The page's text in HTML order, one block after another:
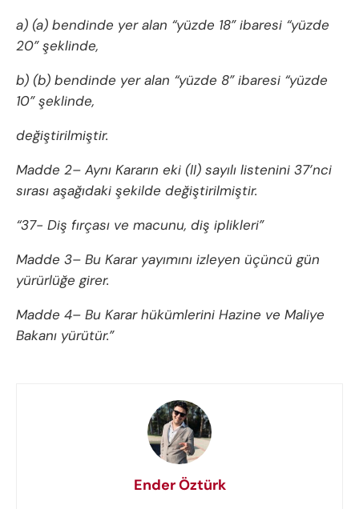
a) (a) bendinde yer alan “yüzde 18” ibaresi “yüzde
20” şeklinde,
b) (b) bendinde yer alan “yüzde 8” ibaresi “yüzde
10” şeklinde,
değiştirilmiştir.
Madde 2– Aynı Kararın eki (II) sayılı listenini 37’nci
sırası aşağıdaki şekilde değiştirilmiştir.
“37- Diş fırçası ve macunu, diş iplikleri”
Madde 3– Bu Karar yayımını izleyen üçüncü gün
yürürlüğe girer.
Madde 4– Bu Karar hükümlerini Hazine ve Maliye
Bakanı yürütür.”
Ender Öztürk